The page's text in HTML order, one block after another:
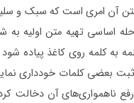
متن آن امری است که سبک و
اساسی تهیه متن اولیه به
به کلمه روی کاغذ پیاده
ثبت بعضی کلمات خودداری
ناهمواری‌های آن دخالت